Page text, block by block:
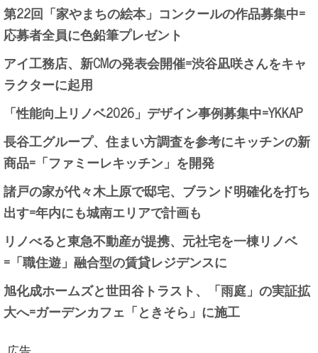
第22回「家やまちの絵本」コンクールの作品募集中=
応募者全員に色鉛筆プレゼント
アイ工務店、新CMの発表会開催=渋谷凪咲さんをキャ
ラクターに起用
「性能向上リノベ2026」デザイン事例募集中=YKKAP
長谷工グループ、住まい方調査を参考にキッチンの新
商品=「ファミーレキッチン」を開発
諸戸の家が代々木上原で邸宅、ブランド明確化を打ち
出す=年内にも城南エリアで計画も
リノべると東急不動産が提携、元社宅を一棟リノベ
=「職住遊」融合型の賃貸レジデンスに
旭化成ホームズと世田谷トラスト、「雨庭」の実証拡
大へ=ガーデンカフェ「ときそら」に施工